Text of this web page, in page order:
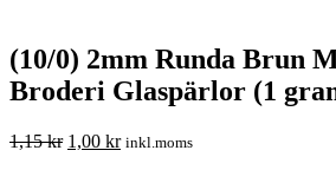
(10/0) 2mm Runda Brun
Broderi Glaspärlor (1
1,15kr 1,00 kr inkl.moms